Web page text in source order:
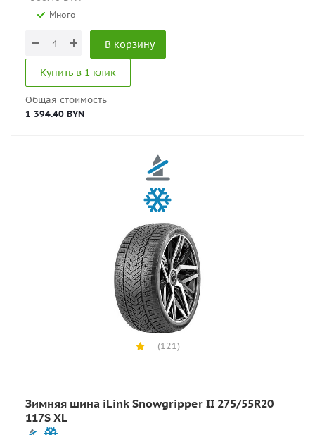
Много
В корзину
Купить в 1 клик
Общая стоимость
1 394.40 BYN
(121)
Зимняя шина iLink Snowgripper II 275/55R20
117S XL